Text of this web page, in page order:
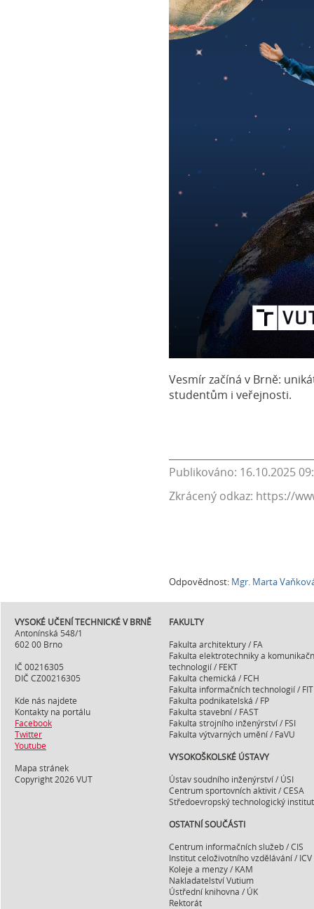
Vesmír začíná v Brně:
studentům i veřejnosti.
Publikováno: 16.10.2025
Zkrácený odkaz: https://
Odpovědnost: Mgr. Marta
VYSOKÉ UČENÍ TECHNICKÉ V BRNĚ
Antonínská 548/1
602 00 Brno
IČ 00216305
DIČ CZ00216305
Kde nás najdete
Kontakty na portálu
Facebook
Twitter
Youtube
Mapa stránek
Copyright 2026 VUT
FAKULTY
Fakulta architektury / FA
Fakulta elektrotechniky a
technologií / FEKT
Fakulta chemická / FCH
Fakulta informačních technologií / FIT
Fakulta podnikatelská / FP
Fakulta stavební / FAST
Fakulta strojního inženýrství / FSI
Fakulta výtvarných umění / FaVU
VYSOKOŠKOLSKÉ ÚSTAVY
Ústav soudního inženýrství / ÚSI
Centrum sportovních aktivit / CESA
Středoevropský technologický
OSTATNÍ SOUČÁSTI
Centrum informačních služeb / CIS
Institut celoživotního vzdělávání / ICV
Koleje a menzy / KAM
Nakladatelství Vutium
Ústřední knihovna / ÚK
Rektorát